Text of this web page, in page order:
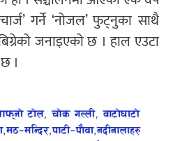
गर्ने ‘नोजल’ फुट्नुका साथै
जनाइएको छ । हाल एउटा
।